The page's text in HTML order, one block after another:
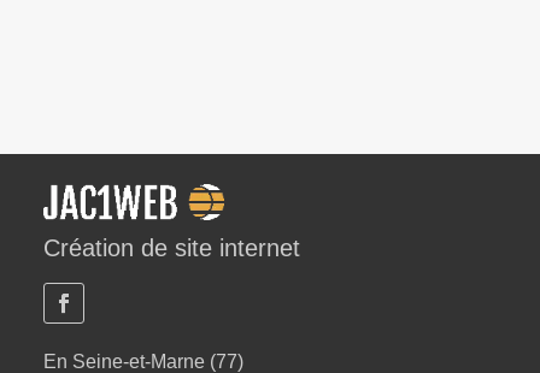
Création de site internet
En Seine-et-Marne (77)